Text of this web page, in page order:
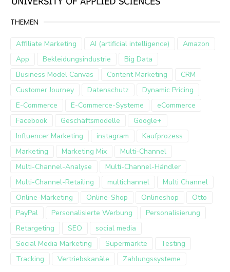
THEMEN
Affiliate Marketing AI (artificial intelligence)
Amazon
App
Bekleidungsindustrie
Big Data
Business Model Canvas
Content Marketing
CRM
Customer Journey
Datenschutz
Dynamic Pricing
E-Commerce
E-Commerce-Systeme
eCommerce
Facebook
Geschäftsmodelle
Google+
Influencer Marketing
instagram
Kaufprozess
Marketing
Marketing Mix
Multi-Channel
Multi-Channel-Analyse
Multi-Channel-Händler
Multi-Channel-Retailing
multichannel
Multi Channel
Online-Marketing
Online-Shop Onlineshop
Otto
PayPal
Personalisierte Werbung
Personalisierung
Retargeting
SEO
social media
Social Media Marketing
Supermärkte
Testing
Tracking
Vertriebskanäle Zahlungssysteme